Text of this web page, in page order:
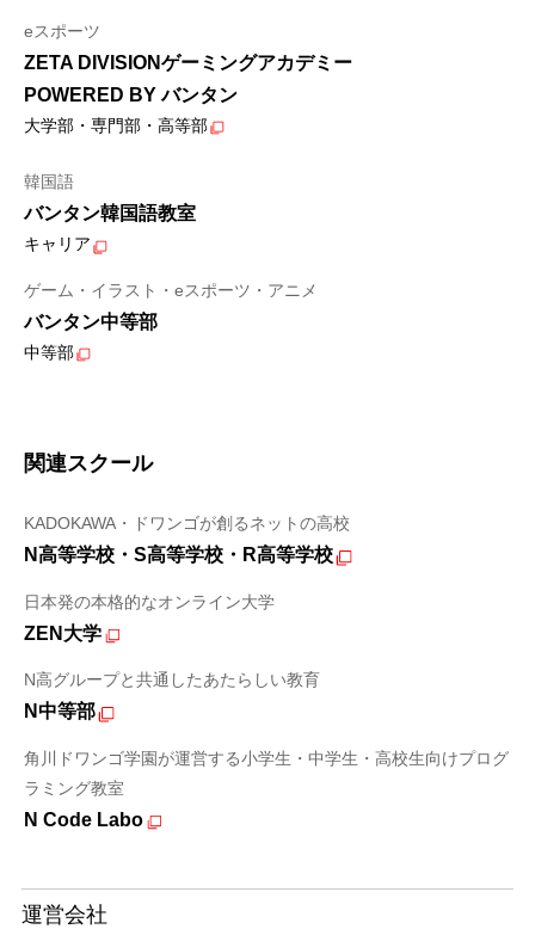
eスポーツ
ZETA DIVISIONゲーミングアカデミー
POWERED BY バンタン
大学部・専門部・高等部
韓国語
バンタン韓国語教室
キャリア
ゲーム・イラスト・eスポーツ・アニメ
バンタン中等部
中等部
関連スクール
KADOKAWA・ドワンゴが創るネットの高校
N高等学校・S高等学校・R高等学校
日本発の本格的なオンライン大学
ZEN大学
N高グループと共通したあたらしい教育
N中等部
角川ドワンゴ学園が運営する小学生・中学生・高校生向けプログ
ラミング教室
N Code Labo
運営会社